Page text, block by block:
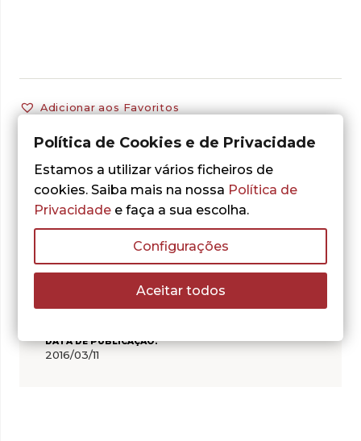
CARACTERÍSTICAS
DATA DE PUBLICAÇÃO:
2016/03/11
Adicionar aos Favoritos
Política de Cookies e de Privacidade
Estamos a utilizar vários ficheiros de
cookies. Saiba mais na nossa Política de
Privacidade e faça a sua escolha.
Configurações
Aceitar todos